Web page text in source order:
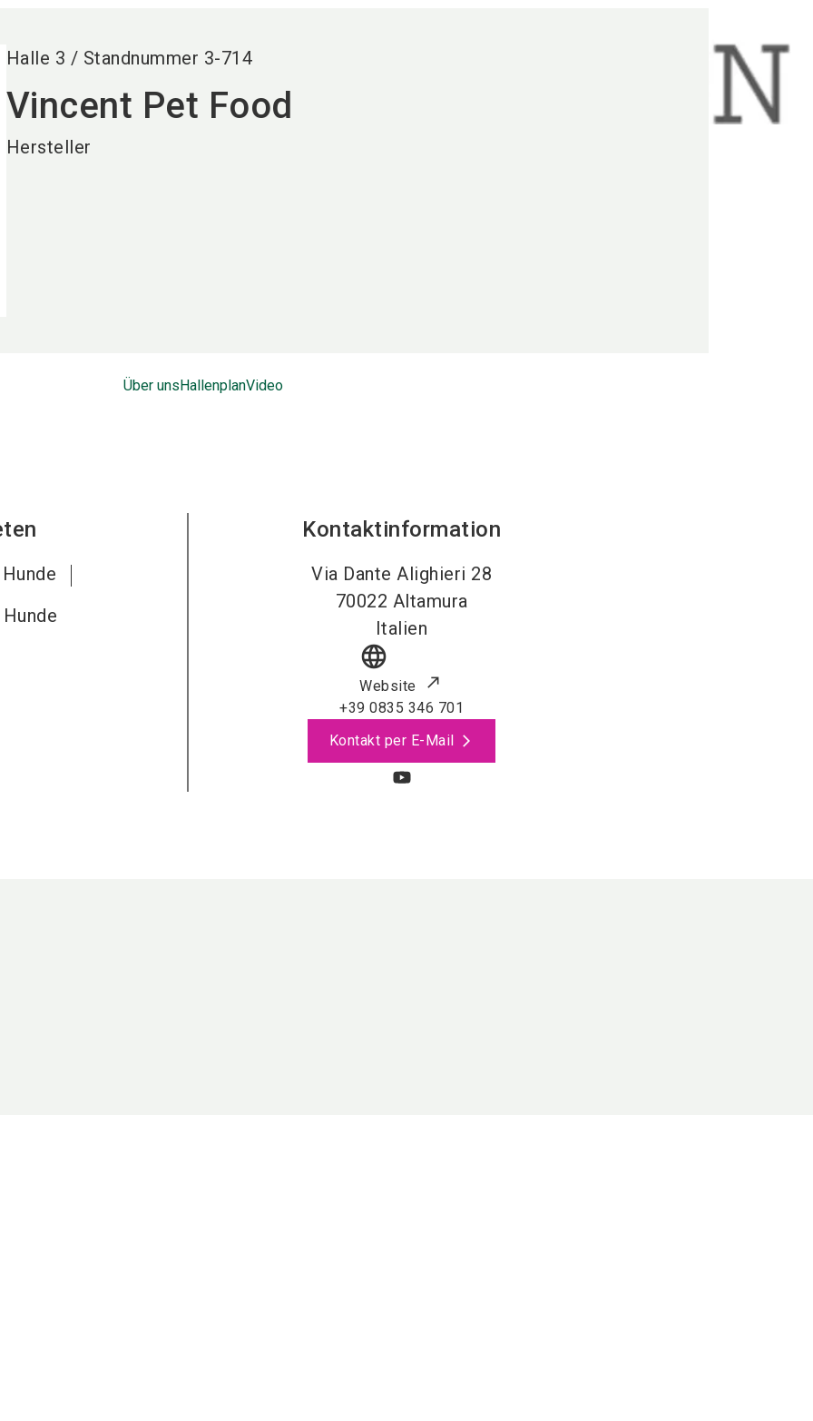
Halle 3 / Standnummer 3-714
Vincent Pet Food
Hersteller
Über unsHallenplanVideo
Kontaktinformation
Via Dante Alighieri 28
70022 Altamura
Italien
language
Website
+39 0835 346 701
Kontakt per E-Mail